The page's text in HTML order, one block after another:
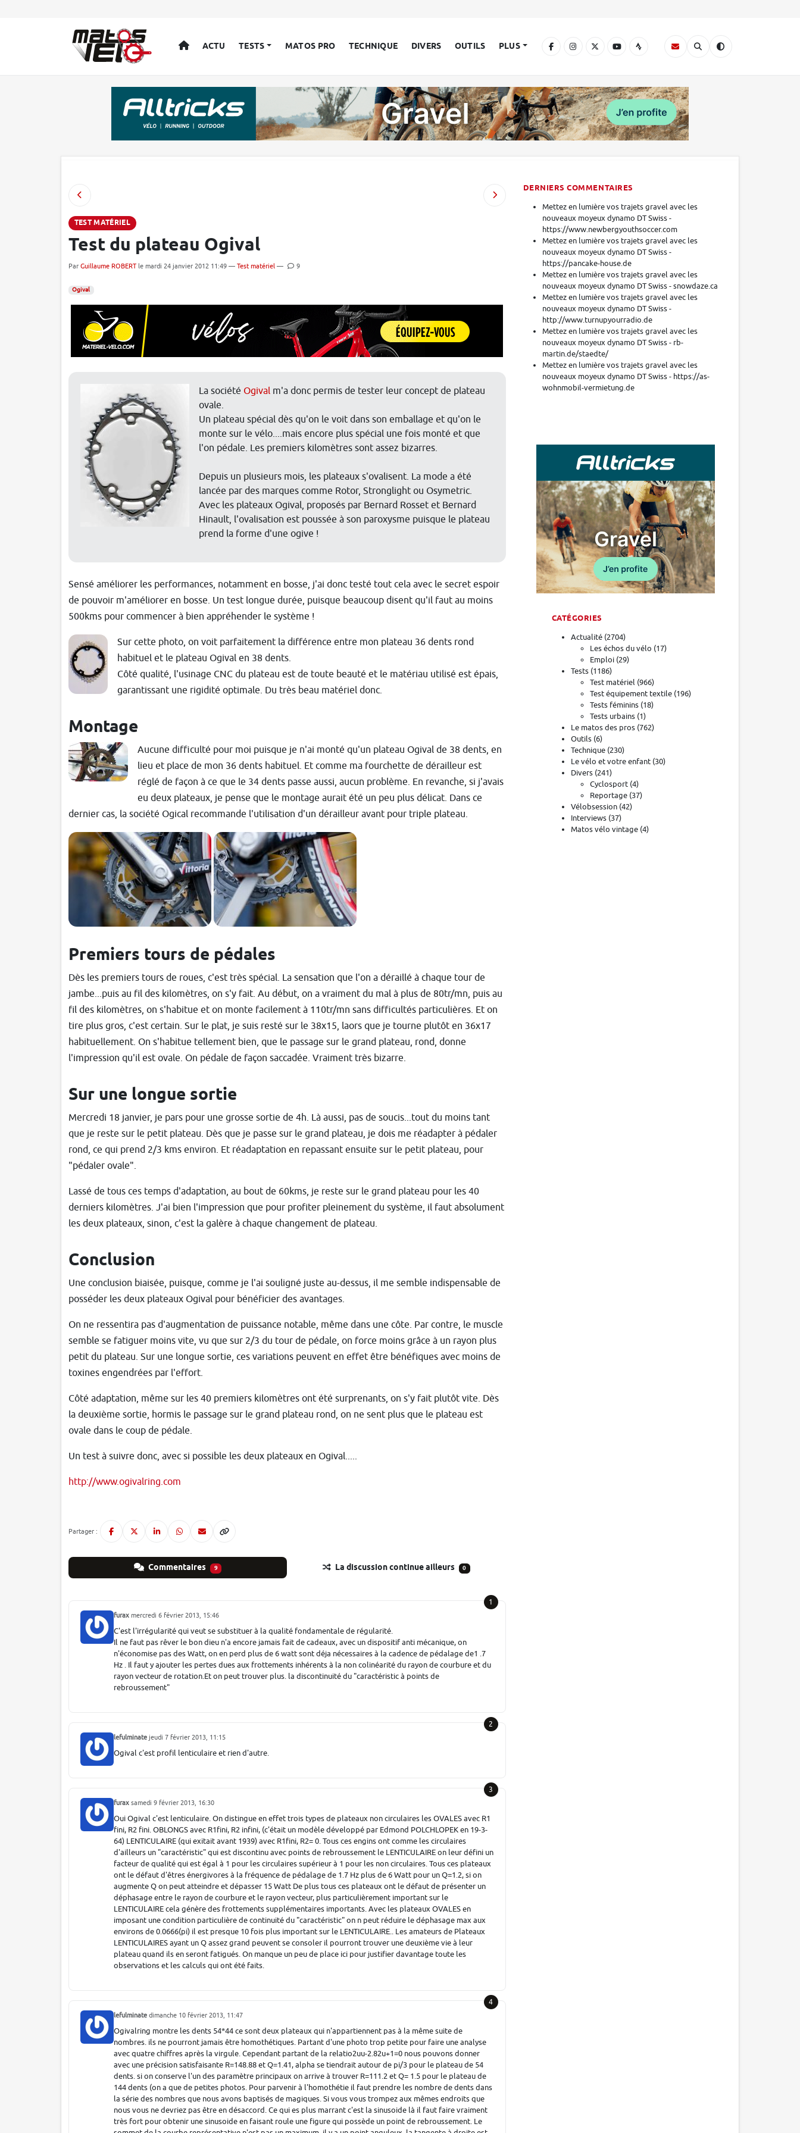
ACCUEIL
ACTU TESTS MATOS PRO TECHNIQUE DIVERS OUTILS PLUS
TEST MATÉRIEL
Test du plateau Ogival
Par Guillaume ROBERT le mardi 24 janvier 2012 11:49 — Test matériel — 9
Ogival
La société Ogival m'a donc permis de tester leur concept de plateau
ovale.
Un plateau spécial dès qu'on le voit dans son emballage et qu'on le
monte sur le vélo....mais encore plus spécial une fois monté et que
l'on pédale. Les premiers kilomètres sont assez bizarres.
Depuis un plusieurs mois, les plateaux s'ovalisent. La mode a été
lancée par des marques comme Rotor, Stronglight ou Osymetric.
Avec les plateaux Ogival, proposés par Bernard Rosset et Bernard
Hinault, l'ovalisation est poussée à son paroxysme puisque le plateau
prend la forme d'une ogive !
Sensé améliorer les performances, notamment en bosse, j'ai donc testé tout cela avec le secret espoir
de pouvoir m'améliorer en bosse. Un test longue durée, puisque beaucoup disent qu'il faut au moins
500kms pour commencer à bien appréhender le système !
Sur cette photo, on voit parfaitement la différence entre mon plateau 36 dents rond
habituel et le plateau Ogival en 38 dents.
Côté qualité, l'usinage CNC du plateau est de toute beauté et le matériau utilisé est épais,
garantissant une rigidité optimale. Du très beau matériel donc.
Montage
Aucune difficulté pour moi puisque je n'ai monté qu'un plateau Ogival de 38 dents, en
lieu et place de mon 36 dents habituel. Et comme ma fourchette de dérailleur est
réglé de façon à ce que le 34 dents passe aussi, aucun problème. En revanche, si j'avais
eu deux plateaux, je pense que le montage aurait été un peu plus délicat. Dans ce
dernier cas, la société Ogical recommande l'utilisation d'un dérailleur avant pour triple plateau.
Premiers tours de pédales
Dès les premiers tours de roues, c'est très spécial. La sensation que l'on a déraillé à chaque tour de
jambe...puis au fil des kilomètres, on s'y fait. Au début, on a vraiment du mal à plus de 80tr/mn, puis au
fil des kilomètres, on s'habitue et on monte facilement à 110tr/mn sans difficultés particulières. Et on
tire plus gros, c'est certain. Sur le plat, je suis resté sur le 38x15, laors que je tourne plutôt en 36x17
habituellement. On s'habitue tellement bien, que le passage sur le grand plateau, rond, donne
l'impression qu'il est ovale. On pédale de façon saccadée. Vraiment très bizarre.
Sur une longue sortie
Mercredi 18 janvier, je pars pour une grosse sortie de 4h. Là aussi, pas de soucis...tout du moins tant
que je reste sur le petit plateau. Dès que je passe sur le grand plateau, je dois me réadapter à pédaler
rond, ce qui prend 2/3 kms environ. Et réadaptation en repassant ensuite sur le petit plateau, pour
"pédaler ovale".
Lassé de tous ces temps d'adaptation, au bout de 60kms, je reste sur le grand plateau pour les 40
derniers kilomètres. J'ai bien l'impression que pour profiter pleinement du système, il faut absolument
les deux plateaux, sinon, c'est la galère à chaque changement de plateau.
Conclusion
Une conclusion biaisée, puisque, comme je l'ai souligné juste au-dessus, il me semble indispensable de
posséder les deux plateaux Ogival pour bénéficier des avantages.
On ne ressentira pas d'augmentation de puissance notable, même dans une côte. Par contre, le muscle
semble se fatiguer moins vite, vu que sur 2/3 du tour de pédale, on force moins grâce à un rayon plus
petit du plateau. Sur une longue sortie, ces variations peuvent en effet être bénéfiques avec moins de
toxines engendrées par l'effort.
Côté adaptation, même sur les 40 premiers kilomètres ont été surprenants, on s'y fait plutôt vite. Dès
la deuxième sortie, hormis le passage sur le grand plateau rond, on ne sent plus que le plateau est
ovale dans le coup de pédale.
Un test à suivre donc, avec si possible les deux plateaux en Ogival.....
http://www.ogivalring.com
Partager :
Commentaires 9 La discussion continue ailleurs 0
1
furax mercredi 6 février 2013, 15:46
C'est l'irrégularité qui veut se substituer à la qualité fondamentale de régularité.
Il ne faut pas rêver le bon dieu n'a encore jamais fait de cadeaux, avec un dispositif anti mécanique, on
n'économise pas des Watt, on en perd plus de 6 watt sont déja nécessaires à la cadence de pédalage de1 .7
Hz . Il faut y ajouter les pertes dues aux frottements inhérents à la non colinéarité du rayon de courbure et du
rayon vecteur de rotation.Et on peut trouver plus. la discontinuité du "caractéristic à points de
rebroussement"
2
lefulminate jeudi 7 février 2013, 11:15
Ogival c'est profil lenticulaire et rien d'autre.
3
furax samedi 9 février 2013, 16:30
Oui Ogival c'est lenticulaire. On distingue en effet trois types de plateaux non circulaires les OVALES avec R1
fini, R2 fini. OBLONGS avec R1fini, R2 infini, (c'était un modèle développé par Edmond POLCHLOPEK en 19-3-
64) LENTICULAIRE (qui exitait avant 1939) avec R1fini, R2= 0. Tous ces engins ont comme les circulaires
d'ailleurs un "caractéristic" qui est discontinu avec points de rebroussement le LENTICULAIRE on leur défini un
facteur de qualité qui est égal à 1 pour les circulaires supérieur à 1 pour les non circulaires. Tous ces plateaux
ont le défaut d'êtres énergivores à la fréquence de pédalage de 1.7 Hz plus de 6 Watt pour un Q=1.2, si on
augmente Q on peut atteindre et dépasser 15 Watt De plus tous ces plateaux ont le défaut de présenter un
déphasage entre le rayon de courbure et le rayon vecteur, plus particulièrement important sur le
LENTICULAIRE cela génère des frottements supplémentaires importants. Avec les plateaux OVALES en
imposant une condition particulière de continuité du "caractéristic" on n peut réduire le déphasage max aux
environs de 0.0666(pi) il est presque 10 fois plus important sur le LENTICULAIRE.. Les amateurs de Plateaux
LENTICULAIRES ayant un Q assez grand peuvent se consoler il pourront trouver une deuxième vie à leur
plateau quand ils en seront fatigués. On manque un peu de place ici pour justifier davantage toute les
observations et les calculs qui ont été faits.
4
lefulminate dimanche 10 février 2013, 11:47
Ogivalring montre les dents 54*44 ce sont deux plateaux qui n'appartiennent pas à la même suite de
nombres. ils ne pourront jamais être homothétiques. Partant d'une photo trop petite pour faire une analyse
avec quatre chiffres après la virgule. Cependant partant de la relatio2uu-2.82u+1=0 nous pouvons donner
avec une précision satisfaisante R=148.88 et Q=1.41, alpha se tiendrait autour de pi/3 pour le plateau de 54
dents. si on conserve l'un des paramètre principaux on arrive à trouver R=111.2 et Q= 1.5 pour le plateau de
144 dents (on a que de petites photos. Pour parvenir à l'homothétie il faut prendre les nombre de dents dans
la série des nombres que nous avons baptisés de magiques. Si vous vous trompez aux mêmes endroits que
nous vous ne devriez pas être en désaccord. Ce qui es plus marrant c'est la sinusoide là il faut faire vraiment
très fort pour obtenir une sinusoide en faisant roule une figure qui possède un point de rebroussement. Le
DERNIERS COMMENTAIRES
Mettez en lumière vos trajets gravel avec les
nouveaux moyeux dynamo DT Swiss -
https://www.newbergyouthsoccer.com
Mettez en lumière vos trajets gravel avec les
nouveaux moyeux dynamo DT Swiss -
https://pancake-house.de
Mettez en lumière vos trajets gravel avec les
nouveaux moyeux dynamo DT Swiss - snowdaze.ca
Mettez en lumière vos trajets gravel avec les
nouveaux moyeux dynamo DT Swiss -
http://www.turnupyourradio.de
Mettez en lumière vos trajets gravel avec les
nouveaux moyeux dynamo DT Swiss - rb-
martin.de/staedte/
Mettez en lumière vos trajets gravel avec les
nouveaux moyeux dynamo DT Swiss - https://as-
wohnmobil-vermietung.de
CATÉGORIES
Actualité (2704)
Les échos du vélo (17)
Emploi (29)
Tests (1186)
Test matériel (966)
Test équipement textile (196)
Tests féminins (18)
Tests urbains (1)
Le matos des pros (762)
Outils (6)
Technique (230)
Le vélo et votre enfant (30)
Divers (241)
Cyclosport (4)
Reportage (37)
Vélobsession (42)
Interviews (37)
Matos vélo vintage (4)